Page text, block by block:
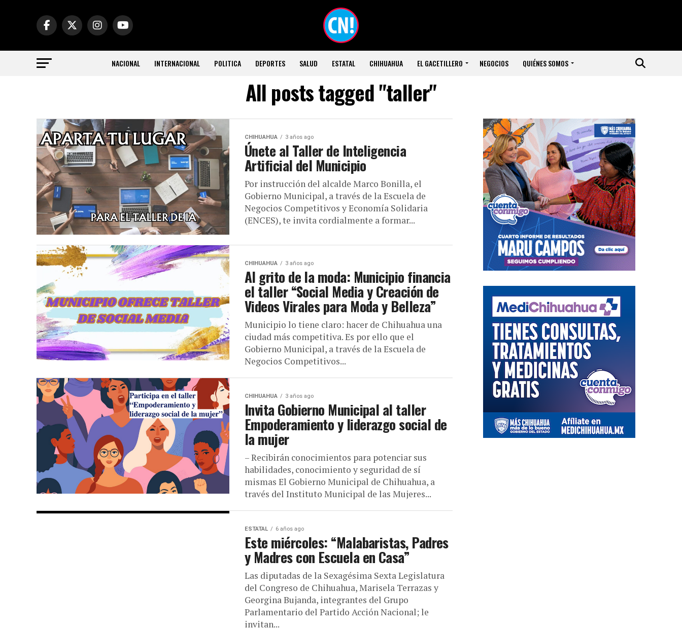
NACIONAL INTERNACIONAL POLITICA DEPORTES SALUD ESTATAL CHIHUAHUA EL GACETILLERO NEGOCIOS QUIÉNES SOMOS
All posts tagged "taller"
CHIHUAHUA 3 años ago
Únete al Taller de Inteligencia
Artificial del Municipio
Por instrucción del alcalde Marco Bonilla, el
Gobierno Municipal, a través de la Escuela de
Negocios Competitivos y Economía Solidaria
(ENCES), te invita cordialmente a formar...
CHIHUAHUA 3 años ago
Al grito de la moda: Municipio financia
el taller “Social Media y Creación de
Videos Virales para Moda y Belleza”
Municipio lo tiene claro: hacer de Chihuahua una
ciudad más competitiva. Es por ello que el
Gobierno Municipal, a través de la Escuela de
Negocios Competitivos...
CHIHUAHUA 3 años ago
Invita Gobierno Municipal al taller
Empoderamiento y liderazgo social de
la mujer
– Recibirán conocimientos para potenciar sus
habilidades, conocimiento y seguridad de sí
mismas El Gobierno Municipal de Chihuahua, a
través del Instituto Municipal de las Mujeres...
ESTATAL 6 años ago
Este miércoles: “Malabaristas, Padres
y Madres con Escuela en Casa”
Las diputadas de la Sexagésima Sexta Legislatura
del Congreso de Chihuahua, Marisela Terrazas y
Georgina Bujanda, integrantes del Grupo
Parlamentario del Partido Acción Nacional; le
invitan...